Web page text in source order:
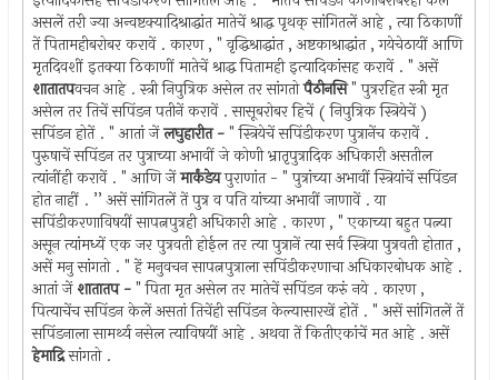
असलें तरी ज्या अन्वष्टक्यादिश्राद्धांत मातेचें श्राद्ध पृथक् सांगितलें आहे , त्या ठिकाणीं
तें पितामहीबरोबर करावें . कारण , " वृद्धिश्राद्धांत , अष्टकाश्राद्धांत , गयेचेठायीं आणि
मृतदिवशीं इतक्या ठिकाणीं मातेचें श्राद्ध पितामही इत्यादिकांसह करावें . " असें
शातातपवचन आहे . स्त्री निपुत्रिक असेल तर सांगतोपैठीनसि" पुत्ररहित स्त्री मृत
असेल तर तिचें सपिंडन पतीनें करावें . सासूबरोबर हिचें ( निपुत्रिक स्त्रियेचें )
सपिंडन होतें . " आतां जेंलघुहारीत -" स्त्रियेचें सपिंडीकरण पुत्रानेंच करावें .
पुरुषाचें सपिंडन तर पुत्राच्या अभावीं जे कोणी भ्रातृपुत्रादिक अधिकारी असतील
त्यांनींही करावें . " आणि जेंमार्कंडेयपुराणांत - " पुत्रांच्या अभावीं स्त्रियांचें सपिंडन
होत नाहीं . ’’ असें सांगितलें तें पुत्र व पति यांच्या अभावीं जाणावें . या
सपिंडीकरणाविषयीं सापत्नपुत्रही अधिकारी आहे . कारण , " एकाच्या बहुत पत्न्या
असून त्यांमध्यें एक जर पुत्रवती होईल तर त्या पुत्रानें त्या सर्व स्त्रिया पुत्रवती होतात ,
असें मनु सांगतो . " हें मनुवचन सापत्नपुत्राला सपिंडीकरणाचा अधिकारबोधक आहे .
आतां जेंशातातप -" पिता मृत असेल तर मातेचें सपिंडन करुं नये . कारण ,
पित्याचेंच सपिंडन केलें असतां तिचेंही सपिंडन केल्यासारखें होतें . " असें सांगितलें तें
सपिंडनाला सामर्थ्य नसेल त्याविषयीं आहे . अथवा तें कितीएकांचें मत आहे . असें
हेमाद्रिसांगतो .